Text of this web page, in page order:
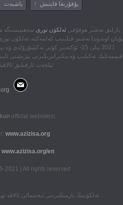
يۇقۇرىغا قايتىش ↑ باشبەت
بارلىق نەشىر ھوقۇقىئەلكۈن تورى
بۇيان لوندوندا نەشىر قىلىنىپ كەلمەكتە. ئەلكۈن
2021 يىلى 15- ئۆكتەبىر كۈنى
قىممەتلىك تەكىلىپ ۋە پىكىرلىرىڭىزنى بېرىشنى
ئېلخەت ئارقىلىق
:Aziz Isa Elkun
official websites
www.azizisa.org
www.azizisa.org/en
2021 | All rights reserved ©
ئەلكۈننىڭ يازمىللىرىنى ئىجتىمائى ئالاقە